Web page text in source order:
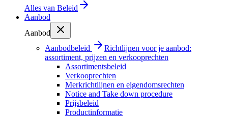
Alles van Beleid
Aanbod
Aanbod
Aanbodbeleid
Richtlijnen voor je aanbod:
assortiment, prijzen en verkooprechten
Assortimentsbeleid
Verkooprechten
Merkrichtlijnen en eigendomsrechten
Notice and Take down procedure
Prijsbeleid
Productinformatie